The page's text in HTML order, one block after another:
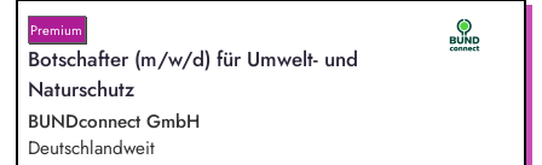
Premium
Botschafter (m/w/d) für Umwelt- und
Naturschutz
BUNDconnect GmbH
Deutschlandweit